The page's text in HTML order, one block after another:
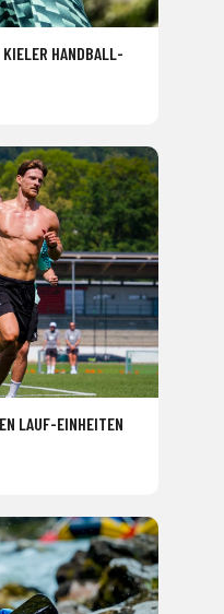
HANDBALL-
LAUF-EINHEITEN